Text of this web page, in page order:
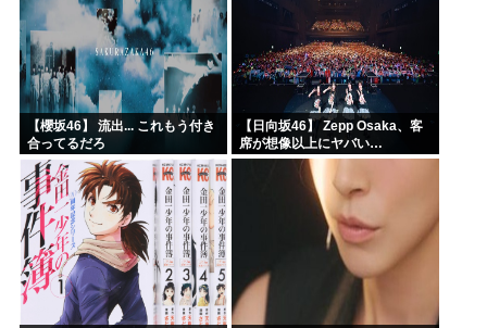
【櫻坂46】 流出... これもう付き
合ってるだろ
【日向坂46】 Zepp Osaka、客
席が想像以上にヤバい…